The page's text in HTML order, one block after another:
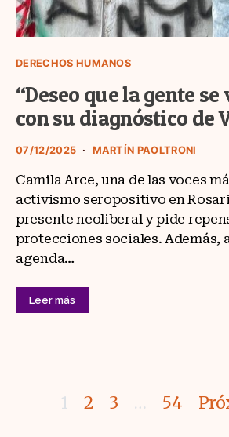
DERECHOS HUMANOS
“Deseo que la gente
con su diagnóstico de
07/12/2025 MARTÍN PAOLTRONI
Camila Arce, una de las voces
activismo seropositivo en
presente neoliberal y pide
protecciones sociales. Además,
agenda…
Leer más
1 2 3 … 54